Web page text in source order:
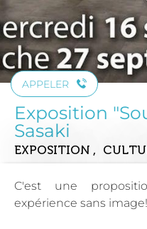
APPELER
Exposition
Sasaki
EXPOSITION ,
C'est une
expérience sans image!